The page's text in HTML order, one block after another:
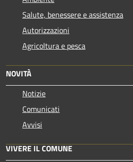
Salute, benessere e assistenza
Autorizzazioni
Agricoltura e pesca
NOVITÀ
Notizie
Comunicati
Avvisi
VIVERE IL COMUNE